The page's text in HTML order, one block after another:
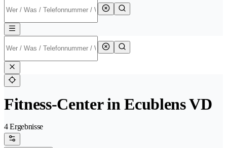
Fitness-Center in Ecublens VD
4 Ergebnisse